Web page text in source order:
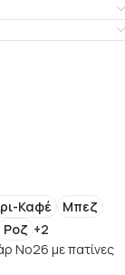
Καφέ
Μπεζ
Ροζ +2
Νο26 με πατίνες